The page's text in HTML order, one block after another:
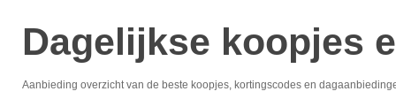
Dagelijkse koopjes
Aanbieding overzicht van de beste koopjes, kortingscodes en